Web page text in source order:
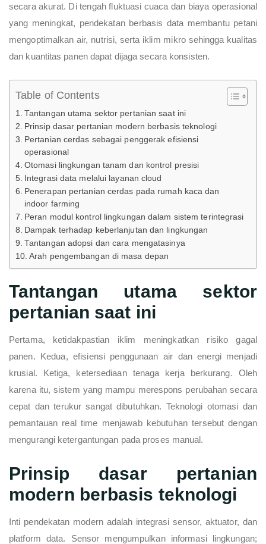
secara akurat. Di tengah fluktuasi cuaca dan biaya operasional
yang meningkat, pendekatan berbasis data membantu petani
mengoptimalkan air, nutrisi, serta iklim mikro sehingga kualitas
dan kuantitas panen dapat dijaga secara konsisten.
Table of Contents
Tantangan utama sektor pertanian saat ini
Prinsip dasar pertanian modern berbasis teknologi
Pertanian cerdas sebagai penggerak efisiensi
operasional
Otomasi lingkungan tanam dan kontrol presisi
Integrasi data melalui layanan cloud
Penerapan pertanian cerdas pada rumah kaca dan
indoor farming
Peran modul kontrol lingkungan dalam sistem terintegrasi
Dampak terhadap keberlanjutan dan lingkungan
Tantangan adopsi dan cara mengatasinya
Arah pengembangan di masa depan
Tantangan utama sektor
pertanian saat ini
Pertama, ketidakpastian iklim meningkatkan risiko gagal
panen. Kedua, efisiensi penggunaan air dan energi menjadi
krusial. Ketiga, ketersediaan tenaga kerja berkurang. Oleh
karena itu, sistem yang mampu merespons perubahan secara
cepat dan terukur sangat dibutuhkan. Teknologi otomasi dan
pemantauan real time menjawab kebutuhan tersebut dengan
mengurangi ketergantungan pada proses manual.
Prinsip dasar pertanian
modern berbasis teknologi
Inti pendekatan modern adalah integrasi sensor, aktuator, dan
platform data. Sensor mengumpulkan informasi lingkungan;